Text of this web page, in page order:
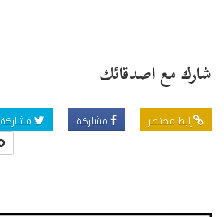
شارك مع اصدقائك
رابط مختصر مشاركة مشاركة